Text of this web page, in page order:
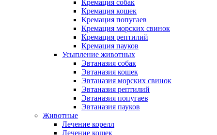
Кремация собак
Кремация кошек
Кремация попугаев
Кремация морских свинок
Кремация рептилий
Кремация пауков
Усыпление животных
Эвтаназия собак
Эвтаназия кошек
Эвтаназия морских свинок
Эвтаназия рептилий
Эвтаназия попугаев
Эвтаназия пауков
Животные
Лечение корелл
Лечение кошек